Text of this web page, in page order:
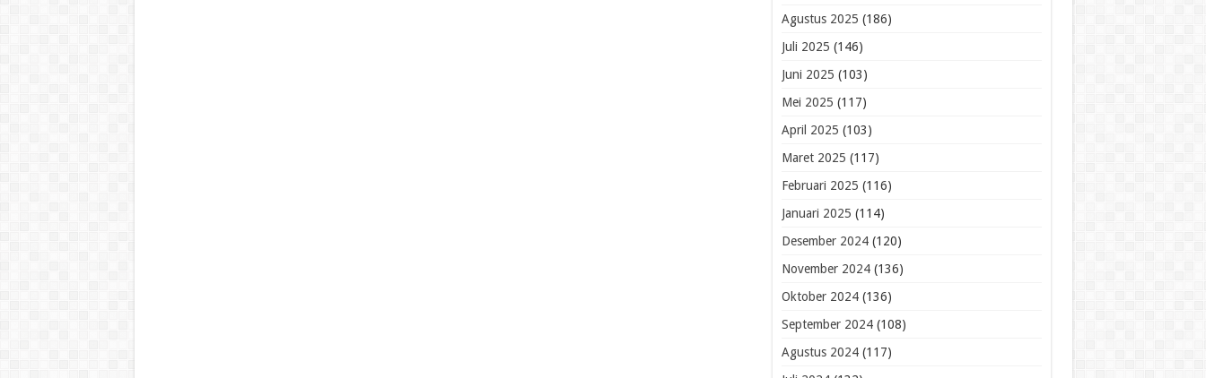
Agustus 2025 (186)
Juli 2025 (146)
Juni 2025 (103)
Mei 2025 (117)
April 2025 (103)
Maret 2025 (117)
Februari 2025 (116)
Januari 2025 (114)
Desember 2024(120)
November 2024(136)
Oktober 2024(136)
September 2024(108)
Agustus 2024(117)